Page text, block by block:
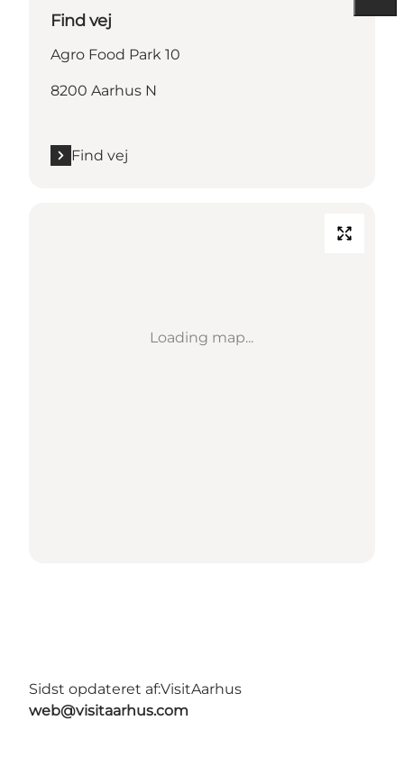
Find vej
Agro Food Park 10
8200 Aarhus N
Find vej
Loading map...
Sidst opdateret af:VisitAarhus
web@visitaarhus.com